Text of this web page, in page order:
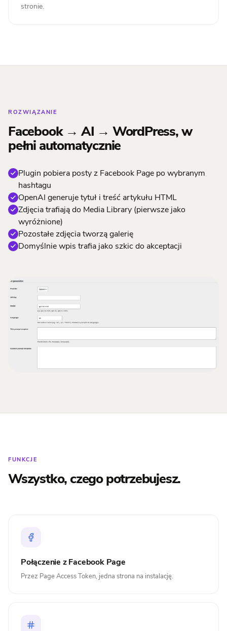
stronie.
ROZWIĄZANIE
Facebook → AI → WordPress, w
pełni automatycznie
Plugin pobiera posty z Facebook Page po wybranym
hashtagu
OpenAI generuje tytuł i treść artykułu HTML
Zdjęcia trafiają do Media Library (pierwsze jako
wyróżnione)
Pozostałe zdjęcia tworzą galerię
Domyślnie wpis trafia jako szkic do akceptacji
FUNKCJE
Wszystko, czego potrzebujesz.
Połączenie z Facebook Page
Przez Page Access Token, jedna strona na instalację.